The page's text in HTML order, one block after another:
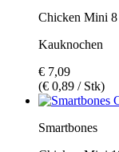
Chicken Mini
Kauknochen
€ 7,09
(€ 0,89 / Stk)
Smartbones